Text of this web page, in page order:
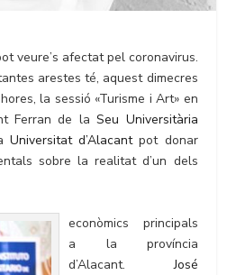
veure’s afectat pel coronavirus.
arestes té, aquest dimecres
la sessió «Turisme i Art» en
Ferran de laSeu Universitària
Universitat d’Alacantpot donar
sobre la realitat d’un dels
econòmics principals
a la província
d’Alacant.José